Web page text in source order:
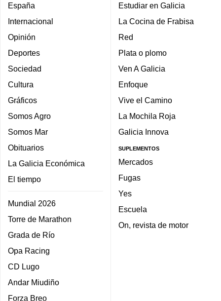
España
Internacional
Opinión
Deportes
Sociedad
Cultura
Gráficos
Somos Agro
Somos Mar
Obituarios
La Galicia Económica
El tiempo
Mundial 2026
Torre de Marathon
Grada de Río
Opa Racing
CD Lugo
Andar Miudiño
Forza Breo
Estudiar en Galicia
La Cocina de Frabisa
Red
Plata o plomo
Ven A Galicia
Enfoque
Vive el Camino
La Mochila Roja
Galicia Innova
SUPLEMENTOS
Mercados
Fugas
Yes
Escuela
On, revista de motor